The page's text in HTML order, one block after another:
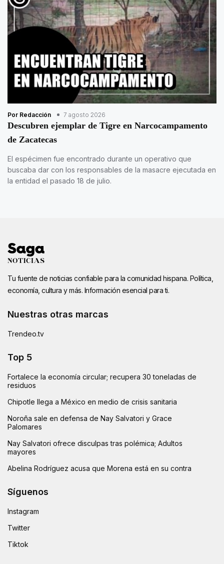
Por Redacción 7 agosto 2026
Descubren ejemplar de Tigre en Narcocampamento
de Zacatecas
El espécimen fue encontrado durante un operativo que
buscaba dar con los responsables de la masacre ejecutada en
la entidad el pasado 18 de julio.
Tu fuente de noticias confiable para la comunidad hispana. Política,
economía, cultura y más. Información esencial para ti.
Nuestras otras marcas
Trendeo.tv
Top 5
Fortalece la economía circular; recupera 30 toneladas de
residuos
Chipotle llega a México en medio de crisis sanitaria
Noroña sale en defensa de Nay Salvatori y Grace
Palomares
Nay Salvatori ofrece disculpas tras polémica; Adultos
mayores
Abelina Rodríguez acusa que Morena está en su contra
Síguenos
Instagram
Twitter
Tiktok